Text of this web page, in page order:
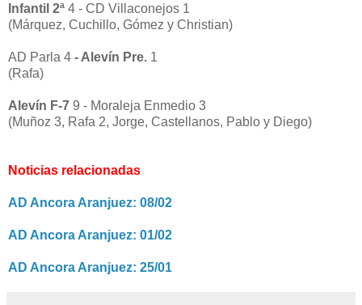
Infantil 2ª 4 - CD Villaconejos 1
(Márquez, Cuchillo, Gómez y Christian)
AD Parla 4 - Alevín Pre. 1
(Rafa)
Alevín F-7 9 - Moraleja Enmedio 3
(Muñoz 3, Rafa 2, Jorge, Castellanos, Pablo y Diego)
Noticias relacionadas
AD Ancora Aranjuez: 08/02
AD Ancora Aranjuez: 01/02
AD Ancora Aranjuez: 25/01